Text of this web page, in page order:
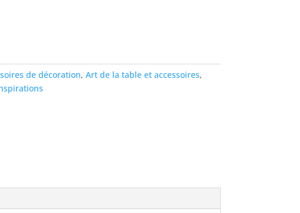
de décoration, Art de la table et accessoires,